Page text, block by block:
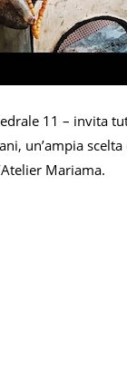
11 – invita
un’ampia
Mariama.